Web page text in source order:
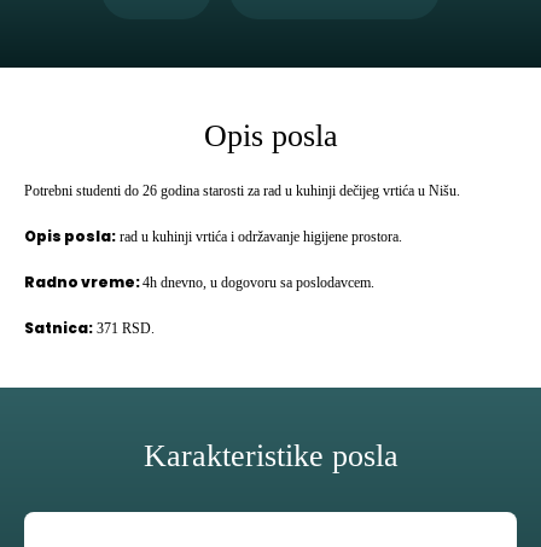
Opis posla
Potrebni studenti do 26 godina starosti za rad u kuhinji dečijeg vrtića u Nišu.
Opis posla: rad u kuhinji vrtića i održavanje higijene prostora.
Radno vreme:4h dnevno, u dogovoru sa poslodavcem.
Satnica: 371 RSD.
Karakteristike posla